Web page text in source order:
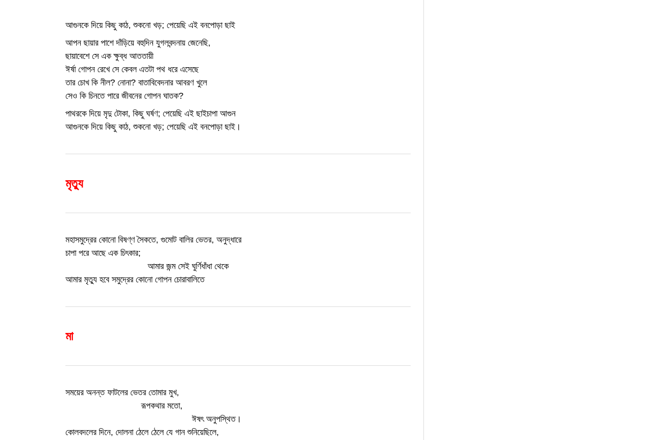
আগুনকে দিয়ে কিছু কাঠ, শুকনো খড়; পেয়েছি এই বনপোড়া ছাই
আপন ছায়ার পাশে দাঁড়িয়ে বহুদিন যুগলবন্দনায় জেনেছি,
ছায়াবেশে সে এক ক্ষুব্ধ আততায়ী
ঈর্ষা গোপন রেখে সে কেবল এতটা পথ ধরে এসেছে
তার চোখ কি নীল? নোনা? বাতাবিবেদনার আবরণ খুলে
সেও কি চিনতে পারে জীবনের গোপন ঘাতক?
পাথরকে দিয়ে মৃদু টোকা, কিছু ঘর্ষণ; পেয়েছি এই ছাইচাপা আগুন
আগুনকে দিয়ে কিছু কাঠ, শুকনো খড়; পেয়েছি এই বনপোড়া ছাই।
মৃত্যু
মহাসমুদ্রের কোনো বিষণ্ণ সৈকতে, গুমোট বালির ভেতর, অনুদ্ধারে
চাপা পরে আছে এক চিৎকার;
আমার জন্ম সেই ঘুর্ণিধাঁধা থেকে
আমার মৃত্যু হবে সমুদ্রের কোনো গোপন চোরাবালিতে
মা
সময়ের অনন্ত ফাটলের ভেতর তোমার মুখ,
……………………..রূপকথার মতো,
ঈষৎ অনুপস্থিত।
কোলবদলের দিনে, দোলনা ঠেলে ঠেলে যে গান শুনিয়েছিলে,